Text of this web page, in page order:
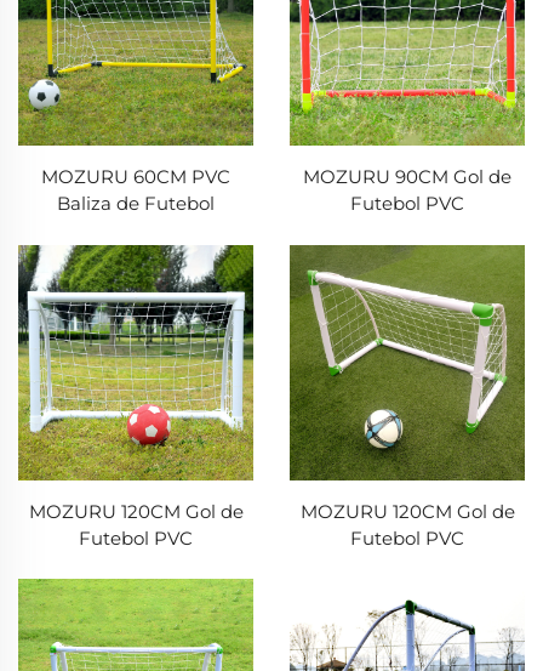
MOZURU 60CM PVC
Baliza de Futebol
MOZURU 90CM Gol de
Futebol PVC
MOZURU 120CM Gol de
Futebol PVC
MOZURU 120CM Gol de
Futebol PVC